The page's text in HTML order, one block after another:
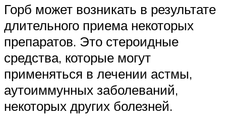
Горб может возникать в результате
длительного приема некоторых
препаратов. Это стероидные
средства, которые могут
применяться в лечении астмы,
аутоиммунных заболеваний,
некоторых других болезней.